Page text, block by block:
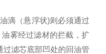
滴（悬浮状)则必须通过
雾经过滤材的拦截，扩
滤芯底部凹处的回油管